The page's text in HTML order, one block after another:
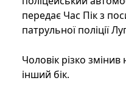
передає Час Пік з
патрульної поліції
Чоловік різко
інший бік.